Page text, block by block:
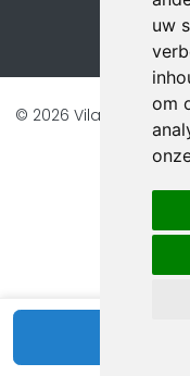
uw
om
© 2026 Vilando